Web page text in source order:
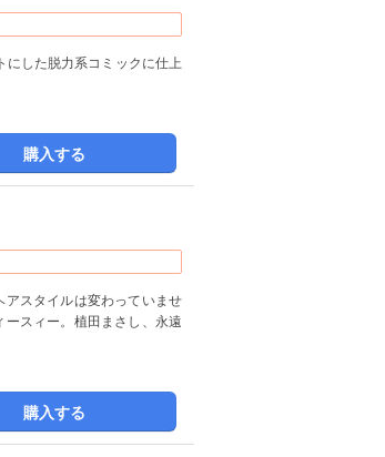
した脱力系コミックに仕上
購入する
スタイルは変わっていませ
スィー。植田まさし、永遠
購入する